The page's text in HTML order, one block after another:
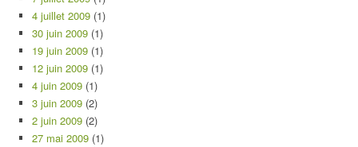
4 juillet 2009 (1)
30 juin 2009 (1)
19 juin 2009 (1)
12 juin 2009 (1)
4 juin 2009 (1)
3 juin 2009 (2)
2 juin 2009 (2)
27 mai 2009 (1)